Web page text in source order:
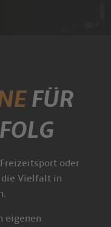
FÜR
oder
die Vielfalt in
eigenen